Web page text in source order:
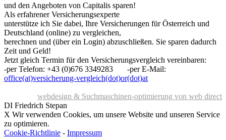
und den Angeboten von Capitalis sparen!
Als erfahrener Versicherungsexperte
unterstütze ich Sie dabei, Ihre Versicherungen für Österreich und
Deutschland (online) zu vergleichen,
berechnen und (über ein Login) abzuschließen. Sie sparen dadurch
Zeit und Geld!
Jetzt gleich Termin für den Versicherungsvergleich vereinbaren:
-per Telefon: +43 (0)676 3349283 -per E-Mail:
office(at)versicherung-vergleich(dot)or(dot)at
webdesign & Suchmaschinen-optimierung von web direct
DI Friedrich Stepan
X Wir verwenden Cookies, um unsere Website und unseren Service
zu optimieren.
Cookie-Richtlinie - Impressum